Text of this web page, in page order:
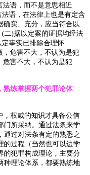
法语，而不是意思相近
法语，在法律上也是有定含
确实、充分，应当符合以
(二)据以定案的证据均经法
事实已排除合理怀
，危害不大，不认为是犯
危害不大，不认为是犯
熟练掌握两个犯罪论体
，权威的知识才具备公信
门所采纳。通过法条来学
通过对法条有定的熟悉之
的过程（当然也可以边学
的犯罪构成理论，主要分
种理论体系，都要熟练地